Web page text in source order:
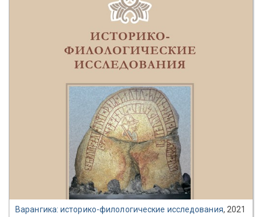
Варангика: историко-филологические исследования, 2021